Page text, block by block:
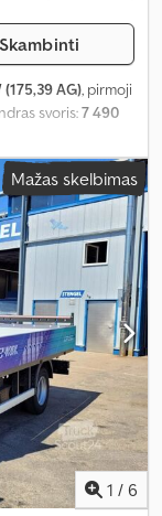
Skambinti
(175,39 AG), pirmoji
svoris:7 490
6 120 mm,
aukštis:2 480
,
Mažas skelbimas
1 / 6